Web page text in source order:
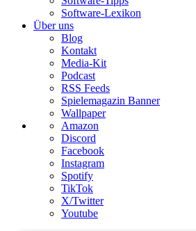
Software-Lexikon
Über uns
Blog
Kontakt
Media-Kit
Podcast
RSS Feeds
Spielemagazin Banner
Wallpaper
Amazon
Discord
Facebook
Instagram
Spotify
TikTok
X/Twitter
Youtube